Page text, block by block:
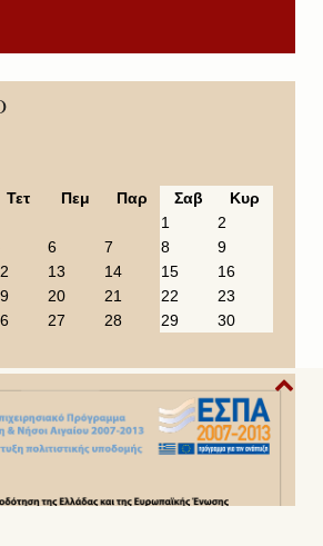
Τετ Πεμ Παρ Σαβ
Κυρ
1
2
6 7 8
9
13 14 15
16
20 21 22
23
27 28 29
30